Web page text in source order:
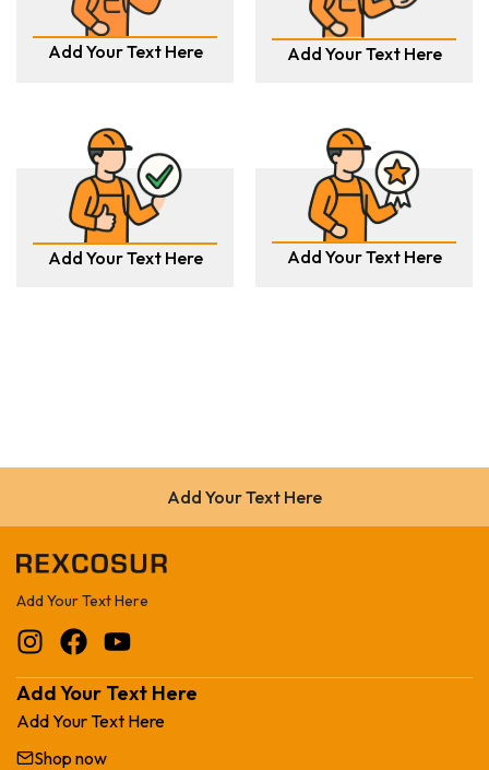
Add Your Text Here Add Your Text Here
Add Your Text Here Add Your Text Here
Add Your Text Here
Add Your Text Here
Add Your Text Here
Add Your Text Here
Shop now